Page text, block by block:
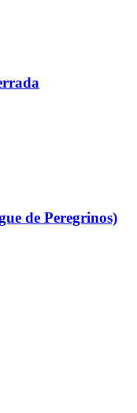
de Peregrinos)